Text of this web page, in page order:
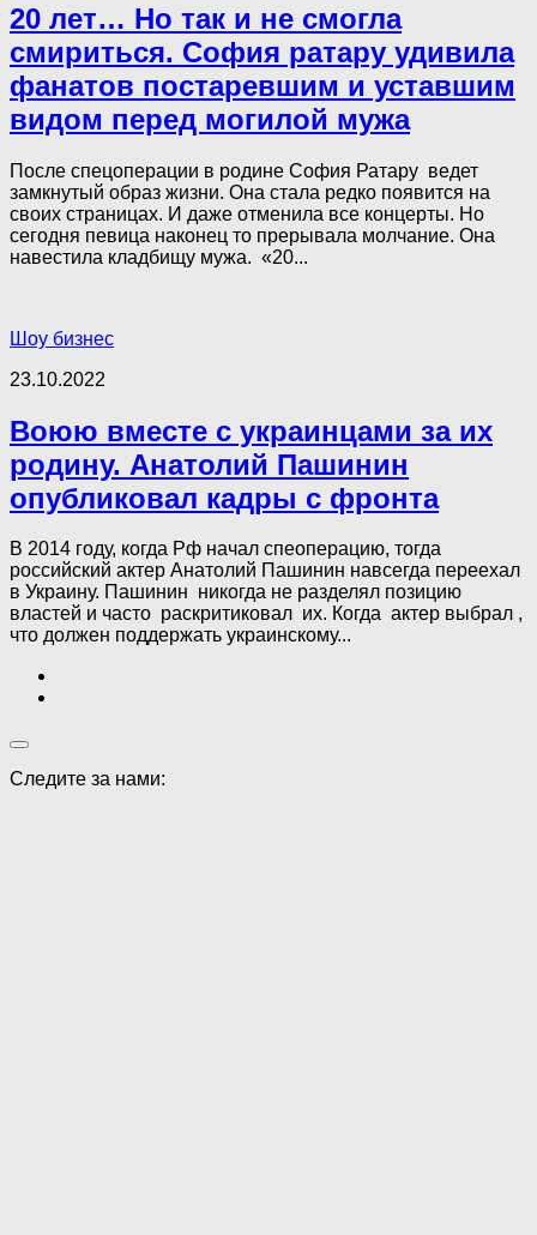
20 лет… Но так и не смогла
смириться. София ратару удивила
фанатов постаревшим и уставшим
видом перед могилой мужа
После спецоперации в родине София Ратару ведет
замкнутый образ жизни. Она стала редко появится на
своих страницах. И даже отменила все концерты. Но
сегодня певица наконец то прерывала молчание. Она
навестила кладбищу мужа. «20...
Шоу бизнес
23.10.2022
Воюю вместе с украинцами за их
родину. Анатолий Пашинин
опубликовал кадры с фронта
В 2014 году, когда Рф начал спеоперацию, тогда
российский актер Анатолий Пашинин навсегда переехал
в Украину. Пашинин никогда не разделял позицию
властей и часто раскритиковал их. Когда актер выбрал ,
что должен поддержать украинскому...
Следите за нами: